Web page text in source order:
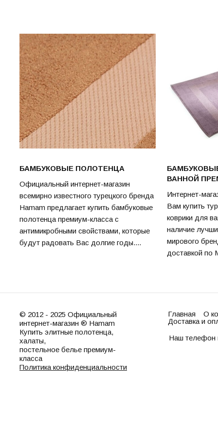
БАМБУКОВЫЕ ПОЛОТЕНЦА
Официальный интернет-магазин
всемирно известного турецкого бренда
Hamam предлагает купить бамбуковые
полотенца премиум-класса с
антимикробными свойствами, которые
будут радовать Вас долгие годы....
ВАННОЙ
Интернет-
Вам купить
коврики для
наличие
мирового
доставкой по
© 2012 - 2025 Официальный
интернет-магазин ® Hamam
Купить элитные полотенца,
халаты,
постельное белье премиум-
класса
Политика конфиденциальности
Главная
О
Доставка и
Наш телефон